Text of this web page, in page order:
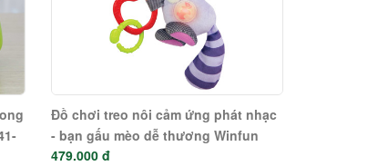
Đồ chơi treo nôi cảm ứng phát nhạc
- bạn gấu mèo dễ thương Winfun
720020-01
479.000 đ